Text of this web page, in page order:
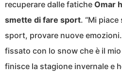
recuperare dalle fatiche Omar
smette di fare sport. “Mi piace
sport, provare nuove
fissato con lo snow che è il
finisce la stagione invernale e